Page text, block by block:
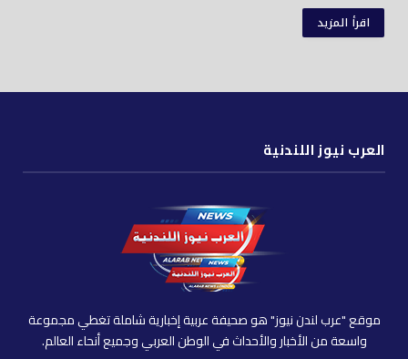
اقرأ المزيد
العرب نيوز اللندنية
موقع "عرب لندن نيوز" هو صحيفة عربية إخبارية شاملة تغطي مجموعة
واسعة من الأخبار والأحداث في الوطن العربي وجميع أنحاء العالم.